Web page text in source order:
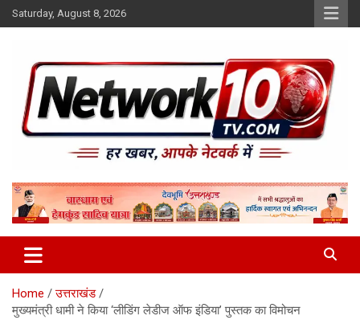
Skip
to
Saturday, August 8, 2026
Network10tv
Home
उत्तराखंड
मुख्यमंत्री धामी ने किया ‘लीडिंग लेडीज ऑफ इंडिया’ पुस्तक का विमोचन